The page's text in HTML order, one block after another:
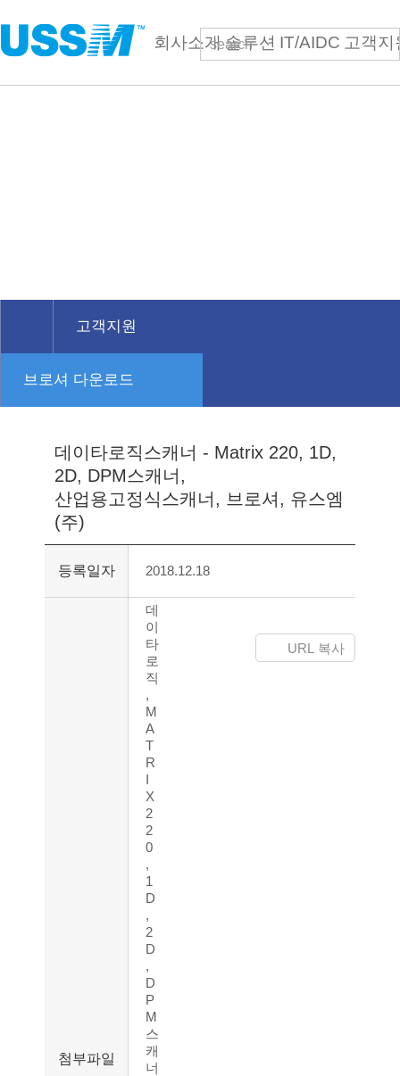
회사소개솔루션 IT/AIDC 고객지
검
고객지원
회사소개
IT/AIDC
온라인문의
브로셔 다운로드
공지사항
브로셔
매뉴얼
드라이버
데이타로직스캐너 - Matrix 220, 1D,
2D, DPM스캐너,
산업용고정식스캐너, 브로셔, 유스엠
(주)
등록일자 2018.12.18
첨부파일
데
이
타
로
직
,
M
A
T
R
I
X
2
2
0
,
1
D
,
2
D
,
D
P
M
스
캐
너
URL 복사